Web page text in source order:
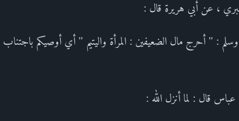
، عن أبي هريرة قال :
وسلم : " أحرج مال الضعيفين : المرأة واليتيم " أي أوصيكم
قال : لما أنزل الله :